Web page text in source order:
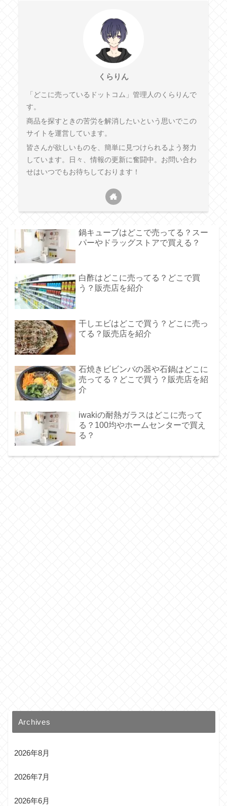
くらりん
「どこに売っているドットコム」管理人のくらりんで
す。
商品を探すときの苦労を解消したいという思いでこの
サイトを運営しています。
皆さんが欲しいものを、簡単に見つけられるよう努力
しています。日々、情報の更新に奮闘中。お問い合わ
せはいつでもお待ちしております！
鍋キューブはどこで売ってる？スー
パーやドラッグストアで買える？
白酢はどこに売ってる？どこで買
う？販売店を紹介
干しエビはどこで買う？どこに売っ
てる？販売店を紹介
石焼きビビンバの器や石鍋はどこに
売ってる？どこで買う？販売店を紹
介
iwakiの耐熱ガラスはどこに売って
る？100均やホームセンターで買え
る？
Archives
2026年8月
2026年7月
2026年6月